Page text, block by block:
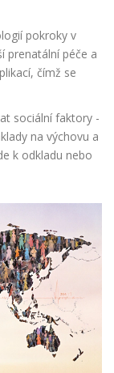
pokroky v
prenatální péče a
čímž se
sociální faktory -
na výchovu a
k odkladu nebo